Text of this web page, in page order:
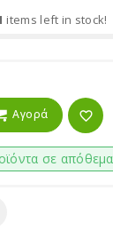
items left in stock!
Αγορά favorite_border
σε απόθεμα